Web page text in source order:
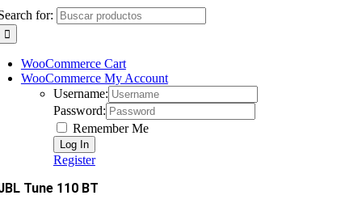
for:
WooCommerce Cart
WooCommerce My Account
Username:
Password:
Remember Me
Register
Tune 110 BT